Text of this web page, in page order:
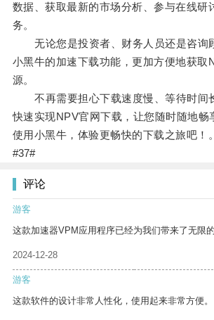
数据、获取最新的市场分析、参与在线研
务。
无论您是投资者、财务人员还是咨询
小黑牛的加速下载功能，更加方便地获取
源。
不再需要担心下载速度慢、等待时间
快速实现NPV官网下载，让您随时随地畅
使用小黑牛，体验更畅快的下载之旅吧！。
#37#
评论
游客
这款加速器VPM应用程序已经为我们带来了无限的
2024-12-28
游客
这款软件的设计非常人性化，使用起来非常方便。